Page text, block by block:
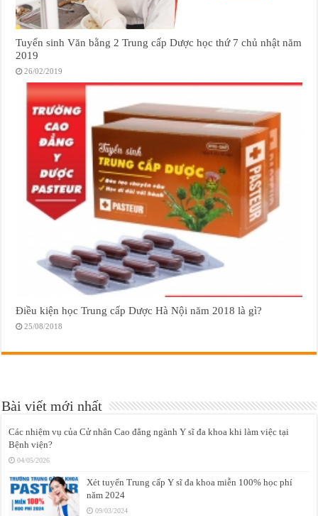
Tuyển sinh Văn bằng 2 Trung cấp Dược học thứ 7 chủ nhật năm
2019
26/02/2019
Điều kiện học Trung cấp Dược Hà Nội năm 2018 là gì?
25/08/2018
Bài viết mới nhất
Các nhiệm vụ của Cử nhân Cao đẳng ngành Y sĩ đa khoa khi làm việc tại
Bệnh viện?
04/05/2026
Xét tuyển Trung cấp Y sĩ đa khoa miễn 100% học phí
năm 2024
09/03/2024